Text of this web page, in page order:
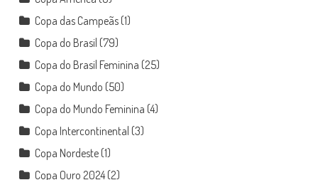
Copa das Campeãs(1)
Copa do Brasil (79)
Copa do Brasil Feminina (25)
Copa do Mundo (50)
Copa do Mundo Feminina (4)
Copa Intercontinental (3)
Copa Nordeste(1)
Copa Ouro 2024(2)